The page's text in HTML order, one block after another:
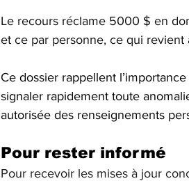
Le recours réclame 5000 $ en
et ce par personne, ce qui
Ce dossier rappellent
signaler rapidement toute
autorisée des renseignements
Pour rester informé
Pour recevoir les mises à jour